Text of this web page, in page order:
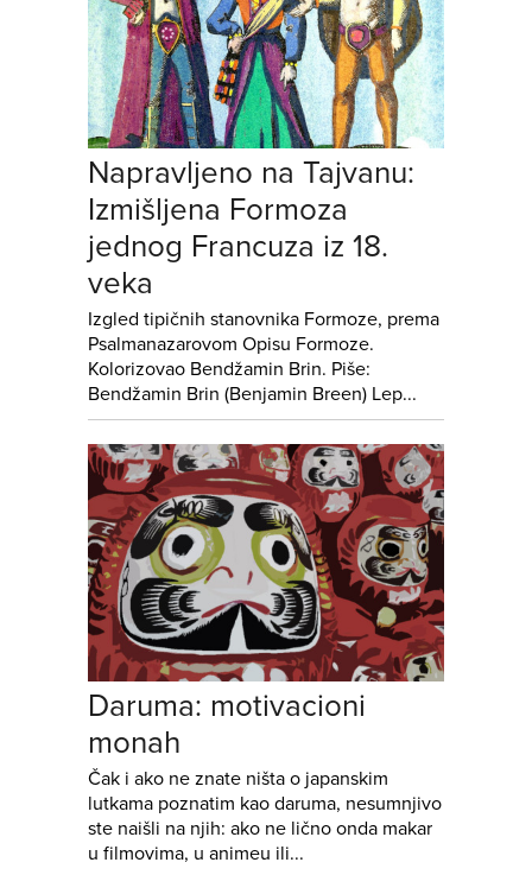
Napravljeno na Tajvanu:
Izmišljena Formoza
jednog Francuza iz 18.
veka
Izgled tipičnih stanovnika Formoze, prema
Psalmanazarovom Opisu Formoze.
Kolorizovao Bendžamin Brin. Piše:
Bendžamin Brin (Benjamin Breen) Lep...
Daruma: motivacioni
monah
Čak i ako ne znate ništa o japanskim
lutkama poznatim kao daruma, nesumnjivo
ste naišli na njih: ako ne lično onda makar
u filmovima, u animeu ili...